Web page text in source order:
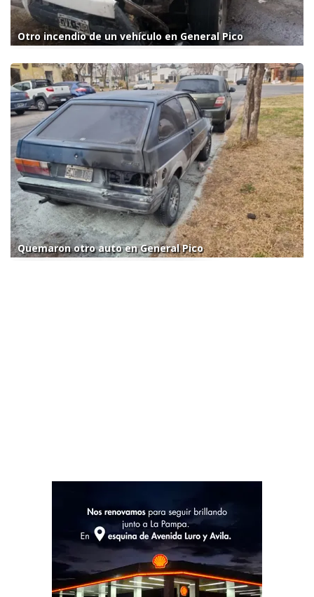
Otro incendio de un vehículo en General Pico
Quemaron otro auto en General Pico